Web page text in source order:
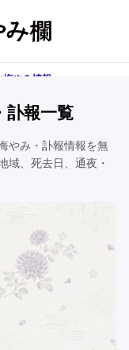
悔やみ情報
訃報一覧
やみ・訃報情報を無
域、死去日、通夜・